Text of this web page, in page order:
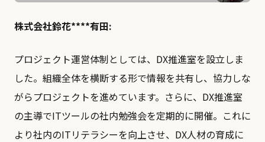
株式会社鈴花****有田:
プロジェクト運営体制としては、DX推進室を設立しま
した。組織全体を横断する形で情報を共有し、協力しな
がらプロジェクトを進めています。さらに、DX推進室
の主導でITツールの社内勉強会を定期的に開催。これに
より社内のITリテラシーを向上させ、DX人材の育成に